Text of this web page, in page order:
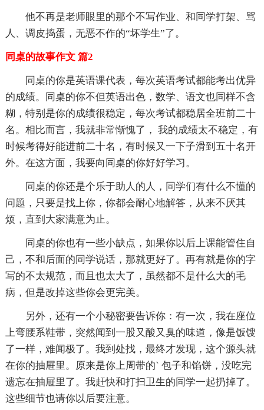
他不再是老师眼里的那个不写作业、和同学打架、骂
人、调皮捣蛋，无恶不作的“坏学生”了。
同桌的故事作文 篇2
同桌的你是英语课代表，每次英语考试都能考出优异
的成绩。同桌的你不但英语出色，数学、语文也同样不含
糊，特别是你的成绩很稳定，每次考试都稳居全班前二十
名。相比而言，我就非常惭愧了， 我的成绩太不稳定，有
时候考得好能进前二十名，有时候又一下子滑到五十名开
外。在这方面，我要向同桌的你好好学习。
同桌的你还是个乐于助人的人，同学们有什么不懂的
问题，只要是找上你，你都会耐心地解答，从来不厌其
烦，直到大家满意为止。
同桌的你也有一些小缺点，如果你以后上课能管住自
己，不和后面的同学说话，那就更好了。再有就是你的字
写的不太规范，而且也太大了，虽然都不是什么大的毛
病，但是改掉这些你会更完美。
另外，还有一个小秘密要告诉你：有一次，我在座位
上弯腰系鞋带，突然闻到一股又酸又臭的味道，像是饭馊
了一样，难闻极了。我到处找，最终才发现，这个源头就
在你的抽屉里。原来是你上周带的` 包子和馅饼，没吃完
遗忘在抽屉里了。我赶快和打扫卫生的同学一起扔掉了。
这些细节也请你以后要注意。